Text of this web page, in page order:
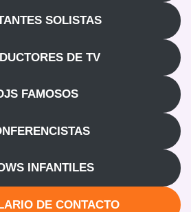
SOLISTAS
DE TV
FAMOSOS
INFANTILES
DE CONTACTO